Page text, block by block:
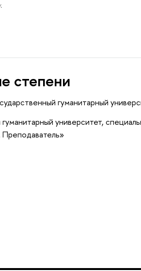
степени
гуманитарный
университет,